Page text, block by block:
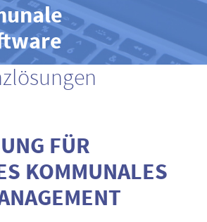
FÜR
KOMMUNALES